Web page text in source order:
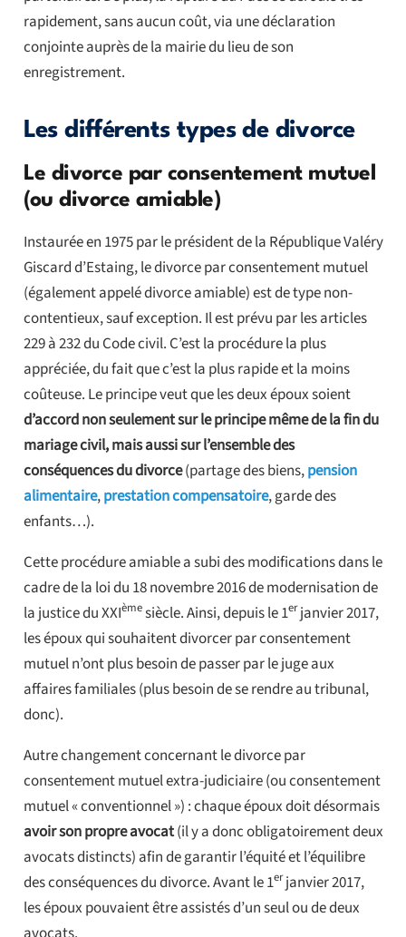
rapidement, sans aucun coût, via une déclaration
conjointe auprès de la mairie du lieu de son
enregistrement.
Les différents types de divorce
Le divorce par consentement mutuel
(ou divorce amiable)
Instaurée en 1975 par le président de la République Valéry
Giscard d’Estaing, le divorce par consentement mutuel
(également appelé divorce amiable) est de type non-
contentieux, sauf exception. Il est prévu par les articles
229 à 232 du Code civil. C’est la procédure la plus
appréciée, du fait que c’est la plus rapide et la moins
coûteuse. Le principe veut que les deux époux soient
d’accord non seulement sur le principe même de la fin du
mariage civil, mais aussi sur l’ensemble des
conséquences du divorce(partage des biens,pension
alimentaire,prestation compensatoire, garde des
enfants…).
Cette procédure amiable a subi des modifications dans le
cadre de la loi du 18 novembre 2016 de modernisation de
la justice du XXIèmesiècle. Ainsi, depuis le 1erjanvier 2017,
les époux qui souhaitent divorcer par consentement
mutuel n’ont plus besoin de passer par le juge aux
affaires familiales (plus besoin de se rendre au tribunal,
donc).
Autre changement concernant le divorce par
consentement mutuel extra-judiciaire (ou consentement
mutuel « conventionnel ») : chaque époux doit désormais
avoir son propre avocat(il y a donc obligatoirement deux
avocats distincts) afin de garantir l’équité et l’équilibre
des conséquences du divorce. Avant le 1erjanvier 2017,
les époux pouvaient être assistés d’un seul ou de deux